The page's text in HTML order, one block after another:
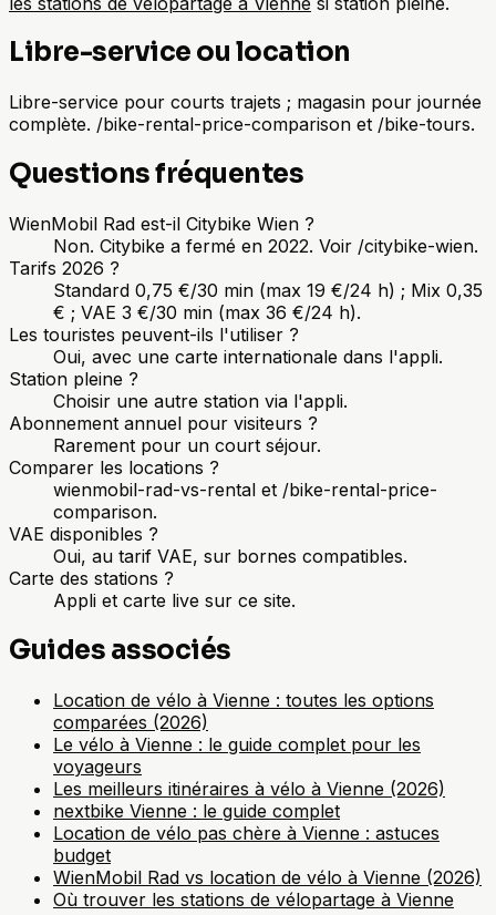
Libre-service ou location
Libre-service pour courts trajets ; magasin pour journée
complète. /bike-rental-price-comparison et /bike-tours.
Questions fréquentes
WienMobil Rad est-il Citybike Wien ?
Non. Citybike a fermé en 2022. Voir /citybike-wien.
Tarifs 2026 ?
Standard 0,75 €/30 min (max 19 €/24 h) ; Mix 0,35
€ ; VAE 3 €/30 min (max 36 €/24 h).
Les touristes peuvent-ils l'utiliser ?
Oui, avec une carte internationale dans l'appli.
Station pleine ?
Choisir une autre station via l'appli.
Abonnement annuel pour visiteurs ?
Rarement pour un court séjour.
Comparer les locations ?
wienmobil-rad-vs-rental et /bike-rental-price-
comparison.
VAE disponibles ?
Oui, au tarif VAE, sur bornes compatibles.
Carte des stations ?
Appli et carte live sur ce site.
Guides associés
Location de vélo à Vienne : toutes les options
comparées (2026)
Le vélo à Vienne : le guide complet pour les
voyageurs
Les meilleurs itinéraires à vélo à Vienne (2026)
nextbike Vienne : le guide complet
Location de vélo pas chère à Vienne : astuces
budget
WienMobil Rad vs location de vélo à Vienne (2026)
Où trouver les stations de vélopartage à Vienne